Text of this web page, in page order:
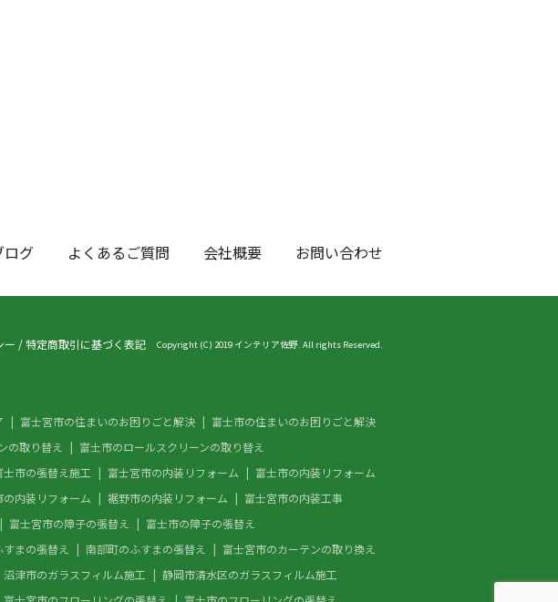
ログ よくあるご質問 会社概要 お問い合わせ
ー /特定商取引に基づく表記 Copyright (C) 2019 インテリア佐野. All rights Reserved.
富士宮市の住まいのお困りごと解決
富士市の住まいのお困りごと解決
の取り替え
富士市のロールスクリーンの取り替え
士市の張替え施工 富士宮市の内装リフォーム
富士市の内装リフォーム
の内装リフォーム 裾野市の内装リフォーム
富士宮市の内装工事
富士宮市の障子の張替え
富士市の障子の張替え
まの張替え 南部町のふすまの張替え
富士宮市のカーテンの取り換え
沼津市のガラスフィルム施工
静岡市清水区のガラスフィルム施工